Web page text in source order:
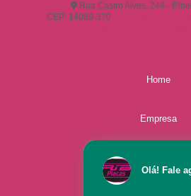
Rua Castro Alves, 244 -
CEP: 14080-370
Home
Empresa
Olá! Fale